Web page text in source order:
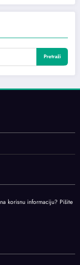
korisnu informaciju? Pišite